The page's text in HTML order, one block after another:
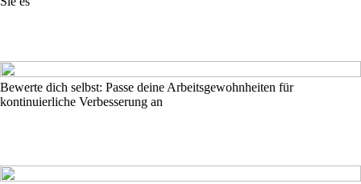
Bewerte dich selbst: Passe deine Arbeitsgewohnheiten für
kontinuierliche Verbesserung an